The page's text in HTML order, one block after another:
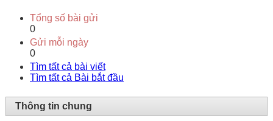
Tổng số bài gửi
0
Gửi mỗi ngày
0
Tìm tất cả bài viết
Tìm tất cả Bài bắt đầu
Thông tin chung